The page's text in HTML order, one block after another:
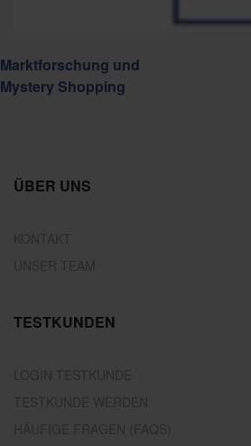
Marktforschung und
Mystery Shopping
ÜBER UNS
TESTKUNDEN